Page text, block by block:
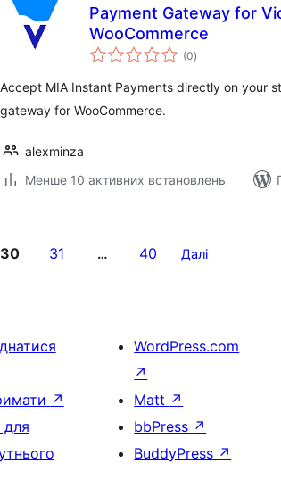
Payment Gateway for
WooCommerce
(0загальний
рейтинг
)
Accept MIA Instant Payments directly on your
gateway for WooCommerce.
alexminza
Менше 10 активних встановлень
30 31 … 40 Далі
↗
для
WordPress.com
↗
Matt ↗
bbPress ↗
BuddyPress ↗